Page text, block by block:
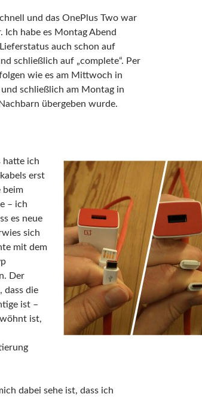
und das OnePlus Two war
Ich habe es Montag Abend
auch schon auf
schließlich auf „complete“. Per
wie es am Mittwoch in
und schließlich am Montag in
übergeben wurde.
hatte ich
erst
beim
– ich
es neue
sich
mit dem
Der
dass die
ist –
ist,
dabei sehe ist, dass ich